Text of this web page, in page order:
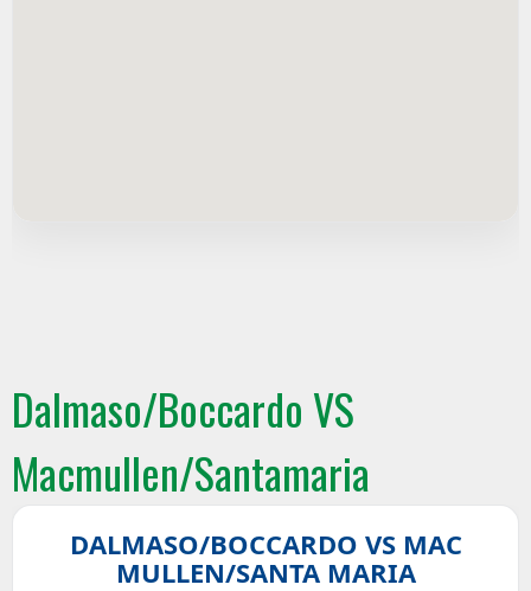
Dalmaso/Boccardo VS
Macmullen/Santamaria
DALMASO/BOCCARDO VS MAC
MULLEN/SANTA MARIA